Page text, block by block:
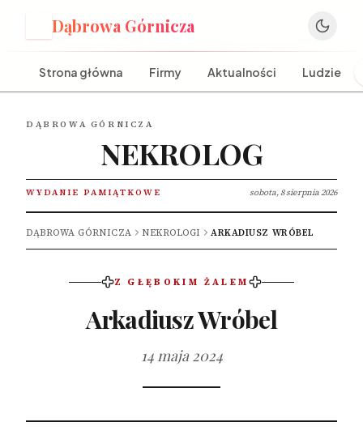
Dąbrowa Górnicza
Strona główna Firmy Aktualności Ludzie
DĄBROWA GÓRNICZA
NEKROLOG
WYDANIE PAMIĄTKOWE sobota, 8 sierpnia 2026
DĄBROWA GÓRNICZA NEKROLOGI ARKADIUSZ WRÓBEL
Z GŁĘBOKIM ŻALEM
Arkadiusz Wróbel
14 maja 2024